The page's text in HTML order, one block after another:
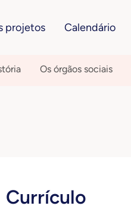
projetos Calendário
Os órgãos sociais
Currículo